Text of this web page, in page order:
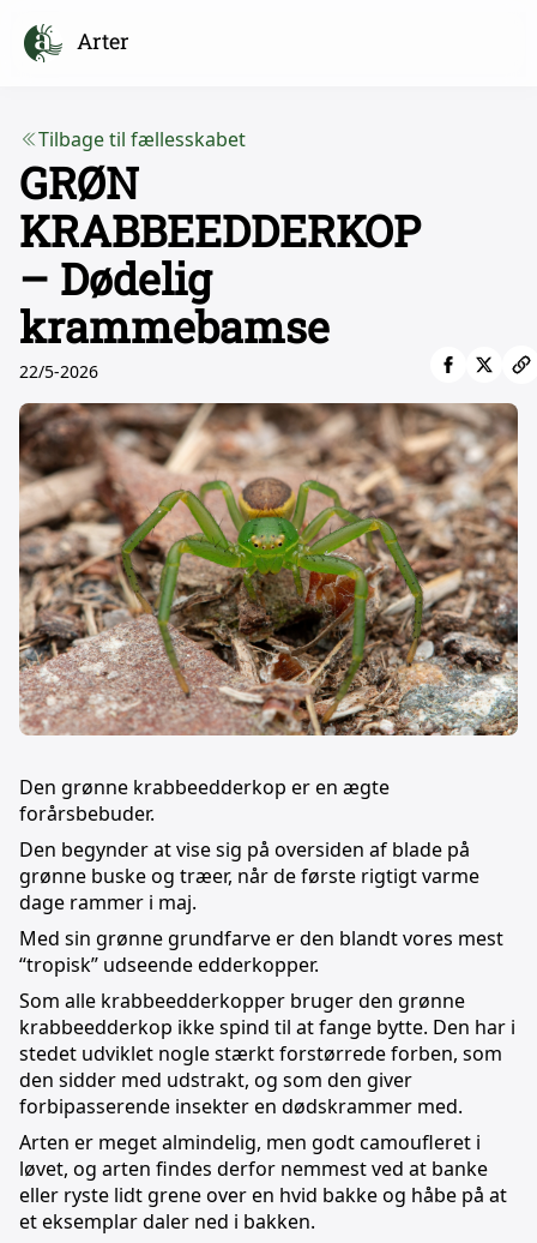
Arter
Tilbage til fællesskabet
GRØN
KRABBEEDDERKOP
– Dødelig
krammebamse
22/5-2026
Den grønne krabbeedderkop er en ægte
forårsbebuder.
Den begynder at vise sig på oversiden af blade på
grønne buske og træer, når de første rigtigt varme
dage rammer i maj.
Med sin grønne grundfarve er den blandt vores mest
“tropisk” udseende edderkopper.
Som alle krabbeedderkopper bruger den grønne
krabbeedderkop ikke spind til at fange bytte. Den har i
stedet udviklet nogle stærkt forstørrede forben, som
den sidder med udstrakt, og som den giver
forbipasserende insekter en dødskrammer med.
Arten er meget almindelig, men godt camoufleret i
løvet, og arten findes derfor nemmest ved at banke
eller ryste lidt grene over en hvid bakke og håbe på at
et eksemplar daler ned i bakken.